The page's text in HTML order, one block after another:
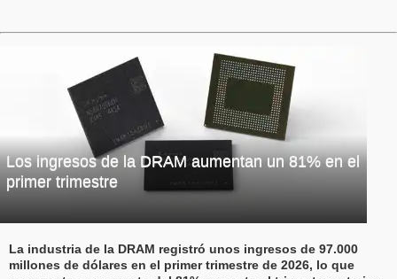
Los ingresos de la DRAM aumentan un 81% en el
primer trimestre
La industria de la DRAM registró unos ingresos de 97.000
millones de dólares en el primer trimestre de 2026, lo que